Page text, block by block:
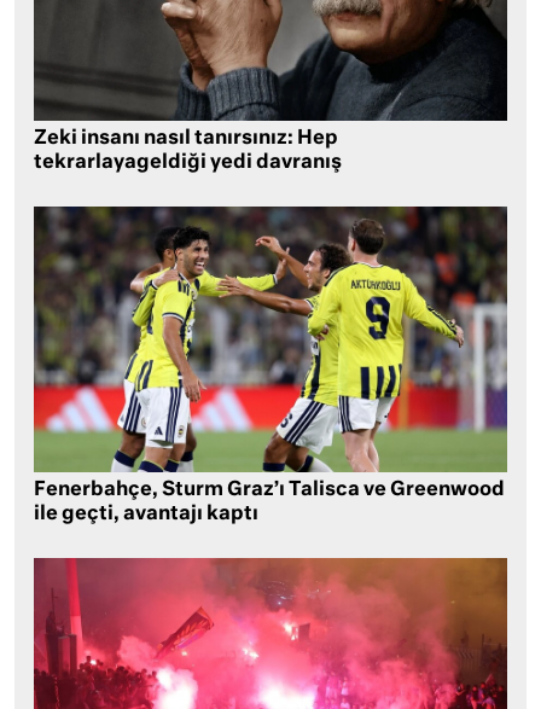
Zeki insanı nasıl tanırsınız: Hep
tekrarlayageldiği yedi davranış
Fenerbahçe, Sturm Graz’ı Talisca ve Greenwood
ile geçti, avantajı kaptı